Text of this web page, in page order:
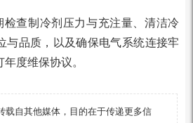
检查制冷剂压力与充注量、清洁冷
与品质，以及确保电气系统连接牢
度维保协议。
载自其他媒体，目的在于传递更多信